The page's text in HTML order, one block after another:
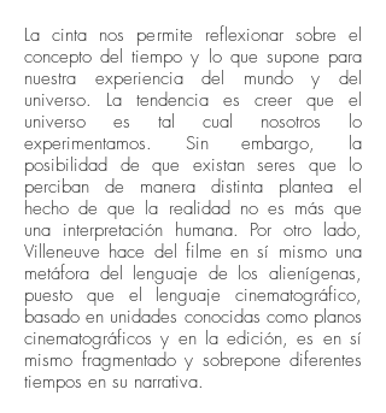
La cinta nos permite reflexionar sobre el
concepto del tiempo y lo que supone para
nuestra experiencia del mundo y del
universo. La tendencia es creer que el
universo es tal cual nosotros lo
experimentamos. Sin embargo, la
posibilidad de que existan seres que lo
perciban de manera distinta plantea el
hecho de que la realidad no es más que
una interpretación humana. Por otro lado,
Villeneuve hace del filme en sí mismo una
metáfora del lenguaje de los alienígenas,
puesto que el lenguaje cinematográfico,
basado en unidades conocidas como planos
cinematográficos y en la edición, es en sí
mismo fragmentado y sobrepone diferentes
tiempos en su narrativa.